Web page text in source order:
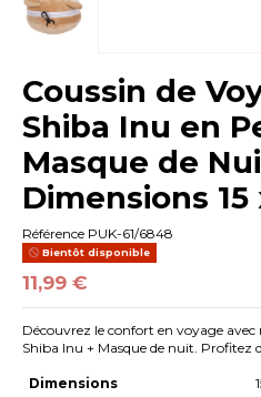
Coussin de
Shiba Inu en
Masque de
Dimensions 15
Référence PUK-61/6848
Bientôt disponible
11,99 €
Découvrez le confort en voyage avec
Shiba Inu + Masque de nuit. Profitez
Dimensions